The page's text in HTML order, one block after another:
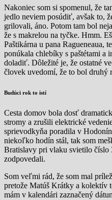
Nakoniec som si spomenul, že
jedlo neviem posúdiť, avšak to,
grilovali, áno. Potom tam bol
že s makrelou na tyčke. Hmm.
Paštikárna u pana Ragueneaua,
ponúkala chlebíky s paštétami
doladiť. Dôležité je, že ostatné
človek uvedomí, že to bol druhý
Budúci rok to istí
Cesta domov bola dosť
stromy a zrušili elektrické
sprievodkyňa poradila v
niekoľko hodín stál, tak som
Bratislavy pri vlaku svietilo
zodpovedali.
Som veľmi rád, že som mal
pretože Matúš Krátky a kolektív
mám v kalendári zaznačený